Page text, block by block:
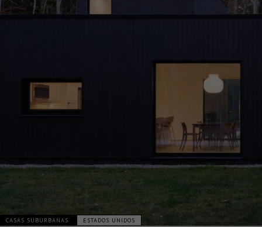
CASAS SUBURBANAS ESTADOS UNIDOS